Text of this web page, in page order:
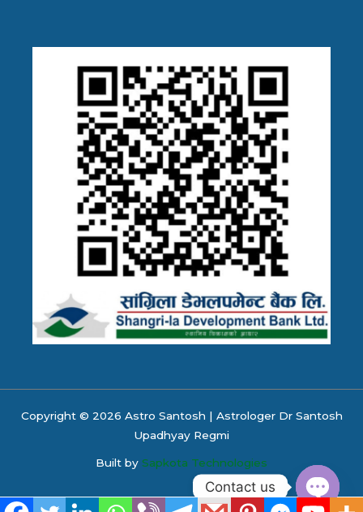
Copyright © 2026 Astro Santosh | Astrologer Dr Santosh
Upadhyay Regmi
Built by Sapkota Technologies
Contact us